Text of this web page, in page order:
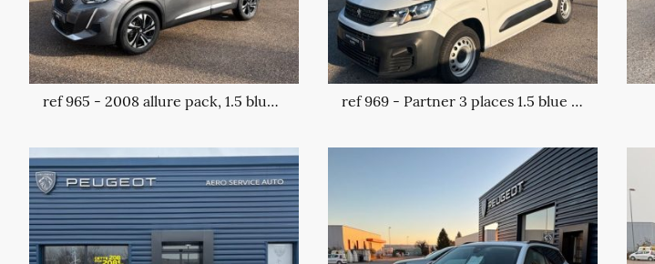
ref 965 - 2008 allure pack, 1.5 blue hdi ref 969 - Partner 3 places 1.5 blue hdi